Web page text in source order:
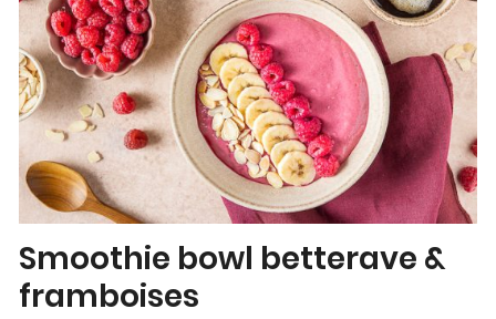
Smoothie bowl betterave &
framboises